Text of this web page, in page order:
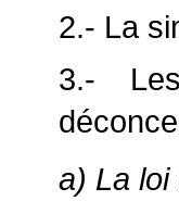
2.- La
3.-
a) La loi